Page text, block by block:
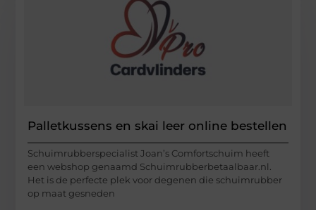
Palletkussens en skai leer online bestellen
Schuimrubberspecialist Joan’s Comfortschuim heeft
een webshop genaamd Schuimrubberbetaalbaar.nl.
Het is de perfecte plek voor degenen die schuimrubber
op maat gesneden